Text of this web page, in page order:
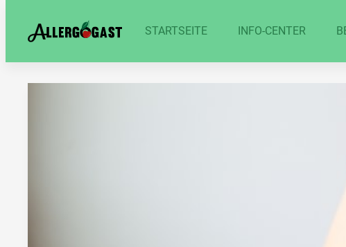
STARTSEITE INFO-CENTER